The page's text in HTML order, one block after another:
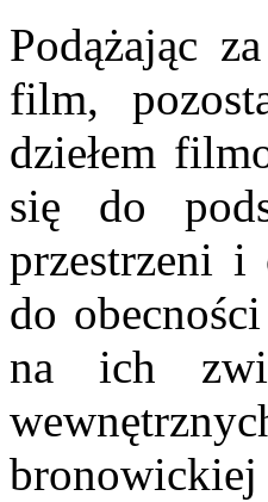
Podążając
film,
dziełem
się do
przestrzeni i
do
na ich
bronowickiej